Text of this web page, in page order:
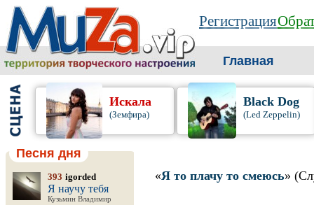
Регистрация
Главная
Искала
(Земфира)
Black Dog
(Led Zeppelin)
Песня дня
393 igorded
Я научу тебя
Кузьмин Владимир
«Я то плачу то смеюсь»